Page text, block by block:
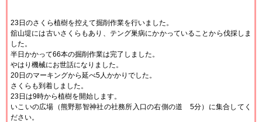
23日のさくら植樹を控えて掘削作業を行いました。
舘山堤には古いさくらもあり、テング巣病にかかっていることから伐採しま
した。
半日かかって66本の掘削作業は完了しました。
やはり機械にお世話になりました。
20日のマーキングから延べ5人かかりでした。
さくらも到着しました。
23日は9時から植樹を開始します。
いこいの広場（熊野那智神社の社務所入口の右側の道 5分）に集合してく
ださい。